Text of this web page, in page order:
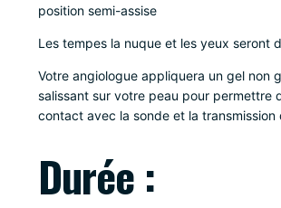
position semi-assise
Les tempes la nuque et les yeux seront
Votre angiologue appliquera un gel non
salissant sur votre peau pour permettre
contact avec la sonde et la transmission
Durée :